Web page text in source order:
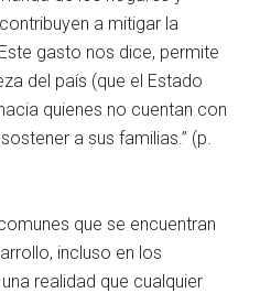
a mitigar la
gasto nos dice, permite
del país (que el Estado
quienes no cuentan con
a sus familias.” (p.
que se encuentran
incluso en los
realidad que cualquier